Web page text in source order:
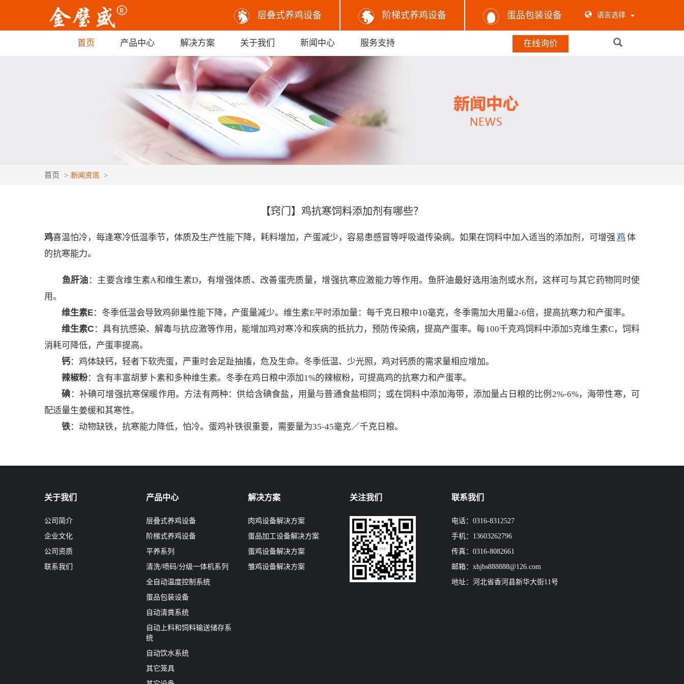
语言选择
层叠式养鸡设备 阶梯式养鸡设备 蛋品包装设备
首页 产品中心 解决方案 关于我们 新闻中心 服务支持 在线询价
首页 新闻资讯
【窍门】鸡抗寒饲料添加剂有哪些？
鸡喜温怕冷，每逢寒冷低温季节，体质及生产性能下降，耗料增加，产蛋减少，容易患感冒等呼吸道传染病。如果在饲料中加入适当的添加剂，可增强 鸡 体
的抗寒能力。
鱼肝油 ：主要含维生素A和维生素D，有增强体质、改善蛋壳质量，增强抗寒应激能力等作用。鱼肝油最好选用油剂或水剂，这样可与其它药物同时使
用。
维生素E：冬季低温会导致鸡卵巢性能下降，产蛋量减少。维生素E平时添加量：每千克日粮中10毫克，冬季需加大用量2-6倍，提高抗寒力和产蛋率。
维生素C ：具有抗感染、解毒与抗应激等作用，能增加鸡对寒冷和疾病的抵抗力，预防传染病，提高产蛋率。每100千克鸡饲料中添加5克维生素C，饲料
消耗可降低，产蛋率提高。
钙：鸡体缺钙，轻者下软壳蛋，严重时会足趾抽搐，危及生命。冬季低温、少光照，鸡对钙质的需求量相应增加。
辣椒粉：含有丰富胡萝卜素和多种维生素。冬季在鸡日粮中添加1%的辣椒粉，可提高鸡的抗寒力和产蛋率。
碘 ：补碘可增强抗寒保暖作用。方法有两种：供给含碘食盐，用量与普通食盐相同；或在饲料中添加海带，添加量占日粮的比例2%-6%，海带性寒，可
配适量生姜缓和其寒性。
铁：动物缺铁，抗寒能力降低，怕冷。蛋鸡补铁很重要，需要量为35-45毫克／千克日粮。
关于我们
公司简介
企业文化
公司资质
联系我们
产品中心
层叠式养鸡设备
阶梯式养鸡设备
平养系列
清洗/喷码/分级一体机系列
全自动温度控制系统
蛋品包装设备
自动清粪系统
自动上料和饲料输送储存系
统
自动饮水系统
其它笼具
解决方案
肉鸡设备解决方案
蛋品加工设备解决方案
蛋鸡设备解决方案
雏鸡设备解决方案
关注我们 联系我们
电话：0316-8312527
手机：13603262796
传真：0316-8082661
邮箱：xhjbs888888@126.com
地址：河北省香河县新华大街11号